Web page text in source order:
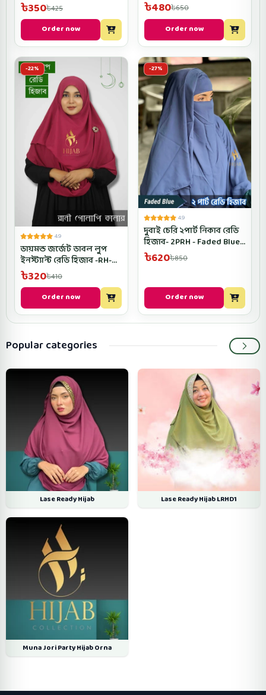
Color
৳350৳425
Order now
D2CROSRH- White Color
৳480৳650
Order now
-22%
4.9
ডায়মন্ড জর্জেট ডাবল লুপ
ইনস্ট্যান্ট রেডি হিজাব -RH-
Rani Golapy Color
৳320৳410
Order now
-27%
4.9
দুবাই চেরি ২পার্ট নিকাব রেডি
হিজাব- 2PRH - Faded Blue
Color
৳620৳850
Order now
Popular categories
Lase Ready Hijab Lase Ready Hijab LRHD1
Muna Jori Party Hijab Orna